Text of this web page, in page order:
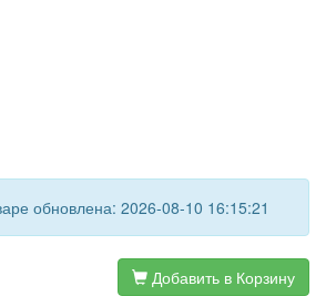
обновлена: 2026-08-10 16:15:21
Добавить в Корзину